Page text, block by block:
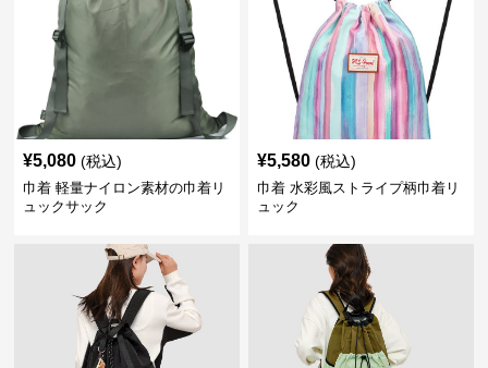
¥5,080 (税込)
巾着 軽量ナイロン素材の巾着リ
ュックサック
¥5,580 (税込)
巾着 水彩風ストライプ柄巾着リ
ュック